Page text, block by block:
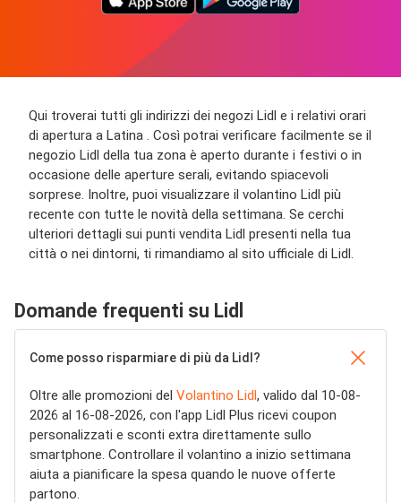
Qui troverai tutti gli indirizzi dei negozi Lidl e i relativi orari
di apertura a Latina . Così potrai verificare facilmente se il
negozio Lidl della tua zona è aperto durante i festivi o in
occasione delle aperture serali, evitando spiacevoli
sorprese. Inoltre, puoi visualizzare il volantino Lidl più
recente con tutte le novità della settimana. Se cerchi
ulteriori dettagli sui punti vendita Lidl presenti nella tua
città o nei dintorni, ti rimandiamo al sito ufficiale di Lidl.
Domande frequenti su Lidl
Come posso risparmiare di più da Lidl?
Oltre alle promozioni del Volantino Lidl, valido dal 10-08-
2026 al 16-08-2026, con l'app Lidl Plus ricevi coupon
personalizzati e sconti extra direttamente sullo
smartphone. Controllare il volantino a inizio settimana
aiuta a pianificare la spesa quando le nuove offerte
partono.